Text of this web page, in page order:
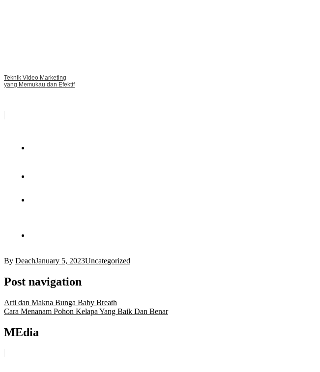
Teknik Video Marketing
yang Memukau dan Efektif
By DeachJanuary 5, 2023Uncategorized
Post navigation
Arti dan Makna Bunga Baby Breath
Cara Menanam Pohon Kelapa Yang Baik Dan Benar
MEdia